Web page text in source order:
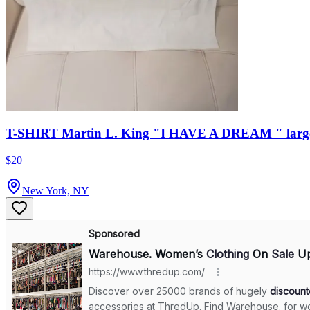
T-SHIRT Martin L. King "I HAVE A DREAM "
$20
New York, NY